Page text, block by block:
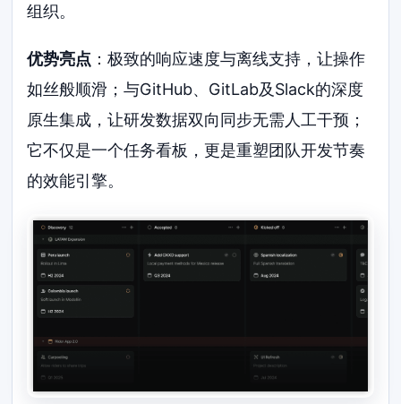
组织。
优势亮点 ：极致的响应速度与离线支持，让操作
如丝般顺滑；与GitHub、GitLab及Slack的深度
原生集成，让研发数据双向同步无需人工干预；
它不仅是一个任务看板，更是重塑团队开发节奏
的效能引擎。